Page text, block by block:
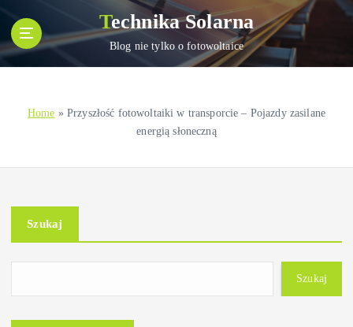
i
t
Technika Solarna
Blog nie tylko o fotowoltaice
Home »Przyszłość fotowoltaiki w transporcie – Pojazdy zasilane
energią słoneczną
Szukaj
Szukaj